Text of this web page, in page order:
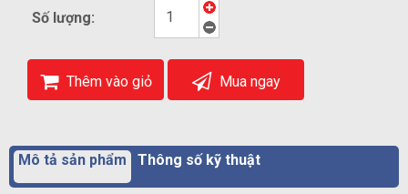
Số lượng:
Thêm vào giỏ Mua ngay
Mô tả sản phẩm Thông số kỹ thuật